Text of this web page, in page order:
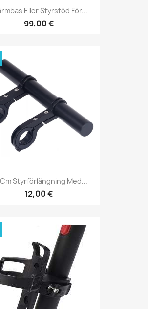
Eller Styrstöd För...
99,00 €
Styrförlängning Med...
12,00 €